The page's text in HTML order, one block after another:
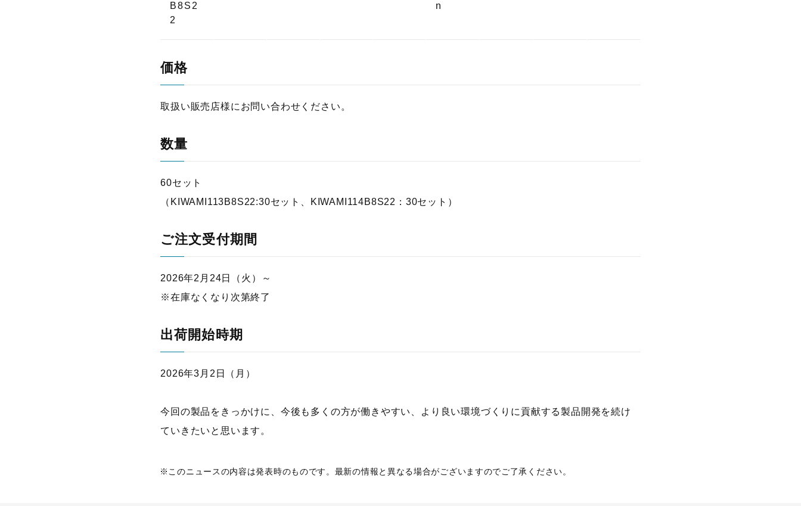
B8S2
2
n
価格
取扱い販売店様にお問い合わせください。
数量
60セット
（KIWAMI113B8S22:30セット、KIWAMI114B8S22：30セット）
ご注文受付期間
2026年2月24日（火）～
※在庫なくなり次第終了
出荷開始時期
2026年3月2日（月）
今回の製品をきっかけに、今後も多くの方が働きやすい、より良い環境づくりに貢献する製品開発を続け
ていきたいと思います。
このニュースの内容は発表時のものです。最新の情報と異なる場合がございますのでご了承ください。